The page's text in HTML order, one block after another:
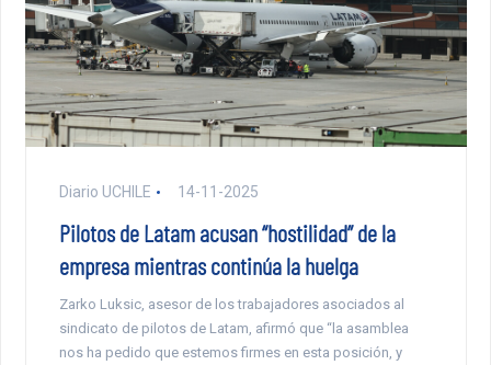
Diario UCHILE 14-11-2025
Pilotos de Latam acusan “hostilidad” de la
empresa mientras continúa la huelga
Zarko Luksic, asesor de los trabajadores asociados al
sindicato de pilotos de Latam, afirmó que “la asamblea
nos ha pedido que estemos firmes en esta posición, y